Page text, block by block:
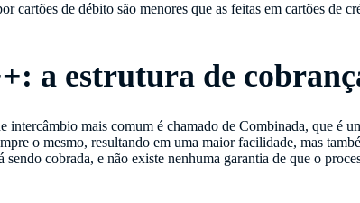
cartões de débito são menores que as feitas em cartões de
a estrutura de
intercâmbio mais comum é chamado de Combinada, que é
o mesmo, resultando em uma maior facilidade, mas
sendo cobrada, e não existe nenhuma garantia de que o